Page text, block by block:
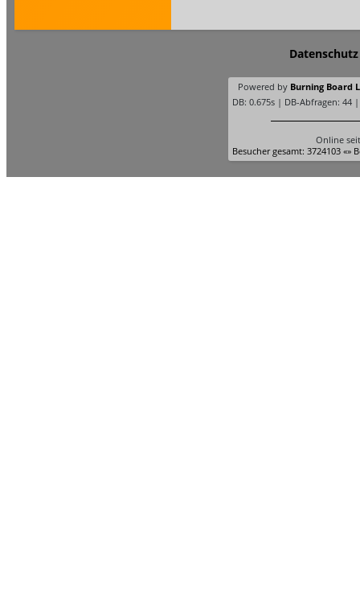
Datenschutz
Powered by Burning Board
DB: 0.675s | DB-Abfragen: 44
Online
Besucher gesamt: 3724103 «»